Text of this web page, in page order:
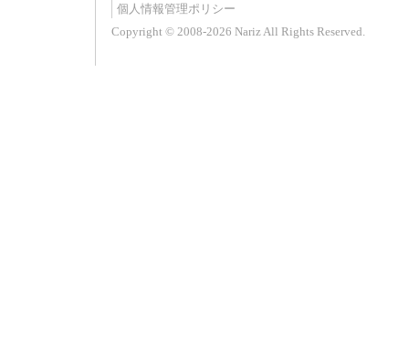
個人情報管理ポリシー
Copyright © 2008-2026 Nariz All Rights Reserved.